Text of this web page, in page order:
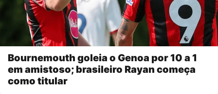
Bournemouth goleia o Genoa por 10 a 1
em amistoso; brasileiro Rayan começa
como titular